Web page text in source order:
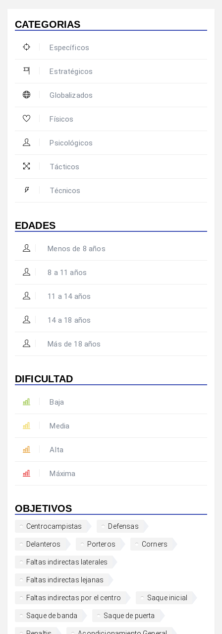
CATEGORIAS
Específicos
Estratégicos
Globalizados
Físicos
Psicológicos
Tácticos
Técnicos
EDADES
Menos de 8 años
8 a 11 años
11 a 14 años
14 a 18 años
Más de 18 años
DIFICULTAD
Baja
Media
Alta
Máxima
OBJETIVOS
Centrocampistas Defensas
Delanteros Porteros Corners
Faltas indirectas laterales
Faltas indirectas lejanas
Faltas indirectas por el centro Saque inicial
Saque de banda Saque de puerta